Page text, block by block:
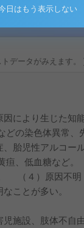
データがみえます。
により生じた知
色体異常、先
、胎児性アルコ
低血糖など。
（４）原因
ことが多い。
施設、肢体不自
日はもう表示しない